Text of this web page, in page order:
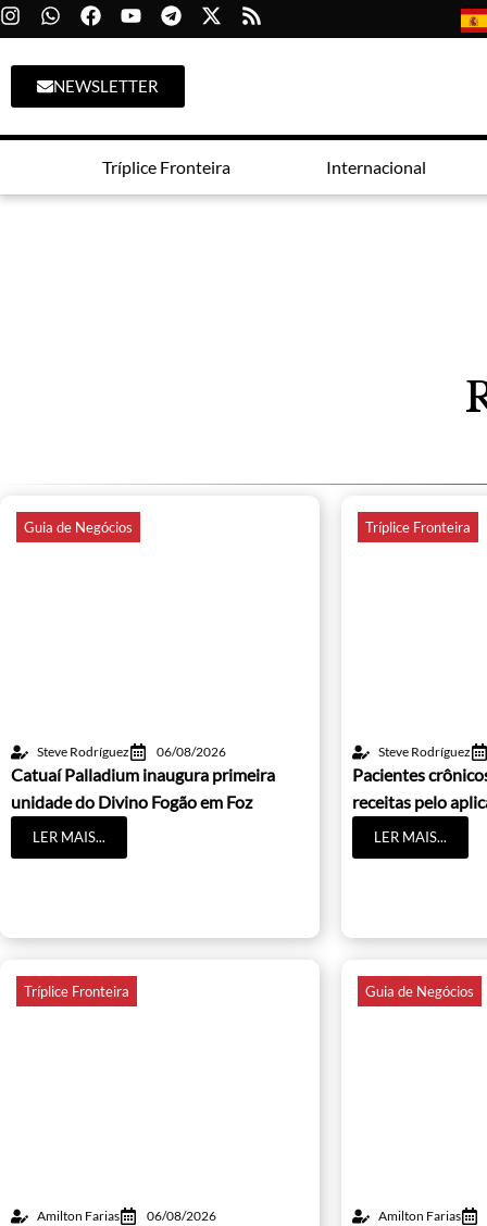
NEWSLETTER
Tríplice Fronteira Internacional
Guia de Negócios
Steve Rodríguez 06/08/2026
Catuaí Palladium inaugura primeira
unidade do Divino Fogão em Foz
LER MAIS...
Tríplice Fronteira
Steve Rodríguez
Pacientes
receitas pelo
LER MAIS...
Tríplice Fronteira
Amilton Farias 06/08/2026
Guia de Negócios
Amilton Farias